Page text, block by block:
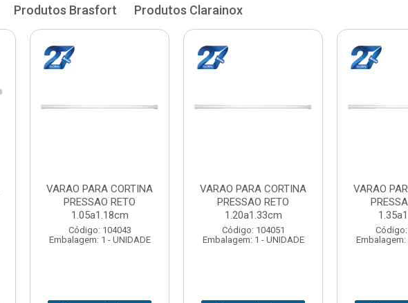
Produtos Brasfort Produtos Clarainox
VARAO PARA CORTINA
PRESSAO RETO
1.20a1.33cm
Código: 104051
Embalagem: 1 - UNIDADE
VARAO PARA CORTINA
PRESSAO RETO
1.35a1.48cm
Código: 104060
Embalagem: 1 - UNIDADE
VARAO
Embalagem: